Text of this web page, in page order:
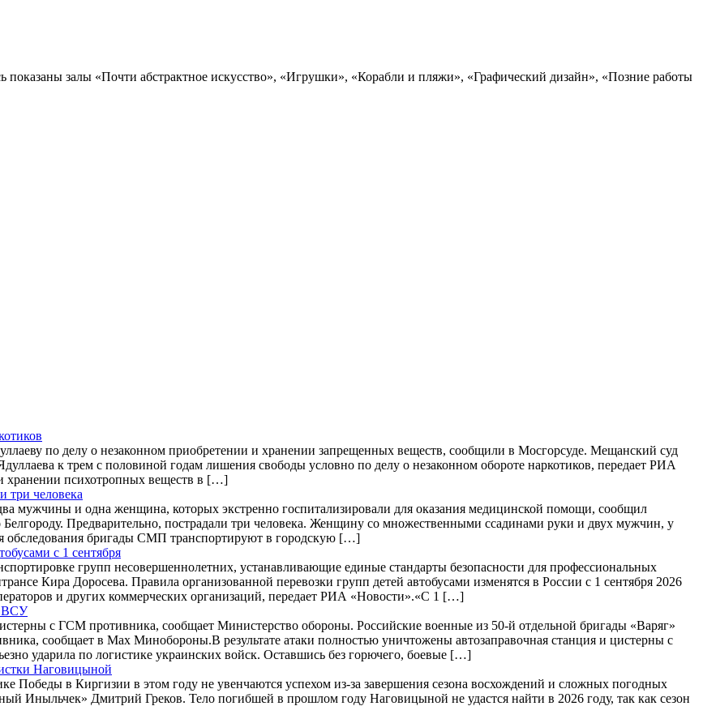
показаны залы «Почти абстрактное искусство», «Игрушки», «Корабли и пляжи», «Графический дизайн», «Позние работы
по делу о незаконном приобретении и хранении запрещенных веществ, сообщили в Мосгорсуде. Мещанский суд
к трем с половиной годам лишения свободы условно по делу о незаконном обороте наркотиков, передает РИА
хранении психотропных веществ в […]
три человека
мужчины и одна женщина, которых экстренно госпитализировали для оказания медицинской помощи, сообщил
Предварительно, пострадали три человека. Женщину со множественными ссадинами руки и двух мужчин, у
обследования бригады СМП транспортируют в городскую […]
с 1 сентября
групп несовершеннолетних, устанавливающие единые стандарты безопасности для профессиональных
Кира Доросева. Правила организованной перевозки групп детей автобусами изменятся в России с 1 сентября 2026
и других коммерческих организаций, передает РИА «Новости».«С 1 […]
ВСУ
с ГСМ противника, сообщает Министерство обороны. Российские военные из 50-й отдельной бригады «Варяг»
сообщает в Max Минобороны.В результате атаки полностью уничтожены автозаправочная станция и цистерны с
ударила по логистике украинских войск. Оставшись без горючего, боевые […]
Наговицыной
Победы в Киргизии в этом году не увенчаются успехом из-за завершения сезона восхождений и сложных погодных
Иныльчек» Дмитрий Греков. Тело погибшей в прошлом году Наговицыной не удастся найти в 2026 году, так как сезон